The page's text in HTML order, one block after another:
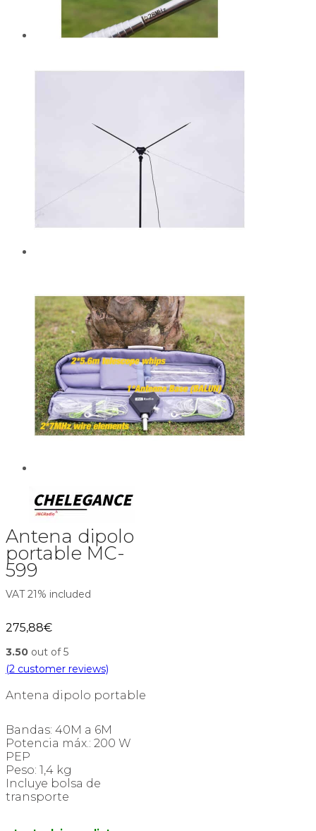
Antena dipolo
portable MC-
599
VAT 21% included
275,88€
3.50 out of 5
(2 customer reviews)
Antena dipolo portable
Bandas: 40M a 6M
Potencia máx.: 200 W
PEP
Peso: 1,4 kg
Incluye bolsa de
transporte